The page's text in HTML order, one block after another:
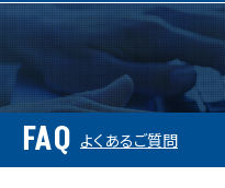
FAQ よくあるご質問